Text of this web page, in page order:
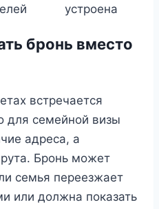
устроена
бронь вместо
встречается
для семейной визы
адреса, а
Бронь может
семья переезжает
или должна показать